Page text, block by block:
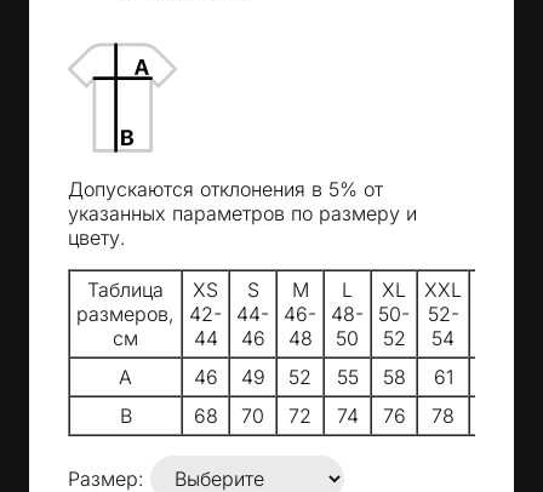
Допускаются отклонения в 5% от
указанных параметров по размеру и
цвету.
Таблица
размеров,
см
XS
42-
44
S
44-
46
M
46-
48
L
48-
50
XL
50-
52
XXL
52-
54
A
46 49 52 55 58 61
B
68 70 72 74 76 78
Размер: